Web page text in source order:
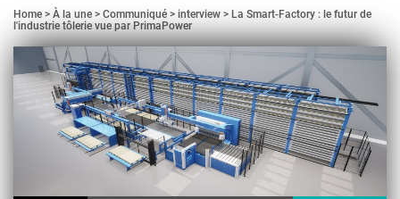
Home À la une Communiqué interview
La Smart-Factory : le futur de
l'industrie tôlerie vue par PrimaPower